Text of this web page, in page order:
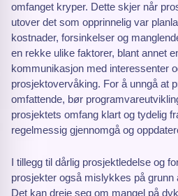
omfanget kryper. Dette skjer når
utover det som opprinnelig var
kostnader, forsinkelser og
en rekke ulike faktorer, blant annet
kommunikasjon med interessenter
prosjektovervåking. For å unngå at
omfattende, bør
prosjektets omfang klart og tydelig
regelmessig gjennomgå og
I tillegg til dårlig prosjektledelse og
prosjekter også mislykkes på
Det kan dreie seg om mangel på